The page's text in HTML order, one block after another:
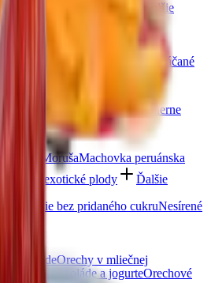
lyofilizované ovocie
Ďalšie
čokoláde
v bielej
Jablkové trubičky máčané
MalinyČerniceČierne
kategórie
plody
goji
MorušaMachovka peruánska
Ostatné exotické plody
Ďalšie
Ovocie bez pridaného cukruNesírené
čokoládeOrechy v mliečnej
v bielej čokoláde a jogurteOrechové